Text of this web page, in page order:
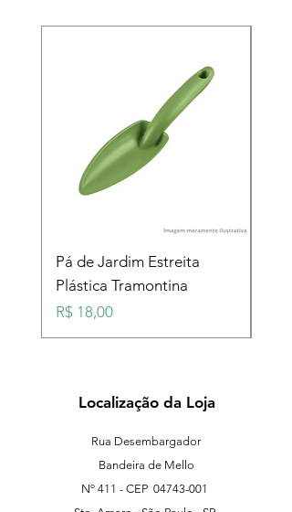
Pá de Jardim Estreita
Plástica Tramontina
Preço
R$ 18,00
Localização da Loja
Rua Desembargador
Bandeira de Mello
Nº 411 - CEP 04743-001